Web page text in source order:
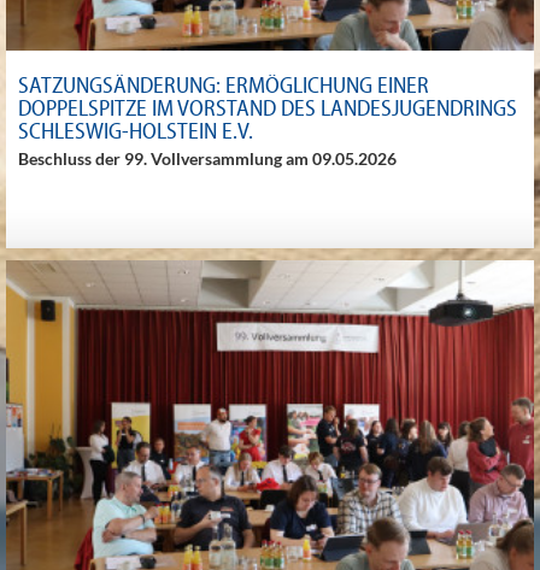
SATZUNGSÄNDERUNG: ERMÖGLICHUNG EINER
DOPPELSPITZE IM VORSTAND DES LANDESJUGENDRINGS
SCHLESWIG-HOLSTEIN E.V.
Beschluss der 99. Vollversammlung am 09.05.2026